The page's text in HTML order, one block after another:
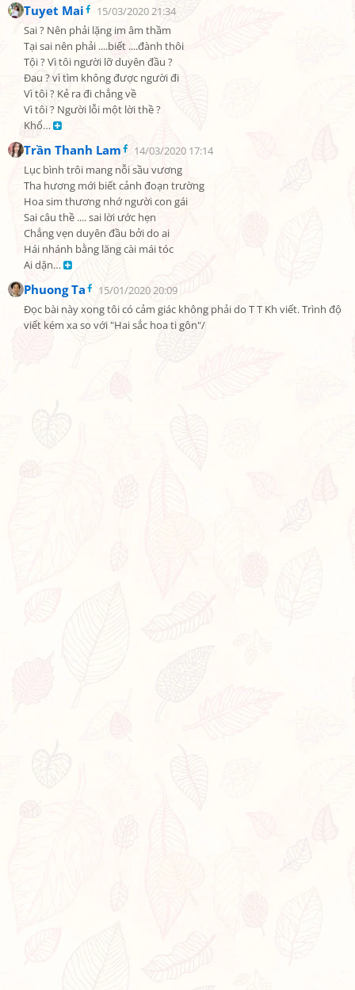
Tuyet Mai
15/03/2020 21:34
Sai ? Nên phải lặng im âm thầm
Tại sai nên phải ....biết ....đành thôi
Tội ? Vì tôi người lỡ duyên đầu ?
Đau ? vì tìm không được người đi
Vì tôi ? Kẻ ra đi chẳng về
Vì tôi ? Người lỗi một lời thề ?
Khổ…
Trần Thanh Lam
14/03/2020 17:14
Lục bình trôi mang nỗi sầu vương
Tha hương mới biết cảnh đoạn trường
Hoa sim thương nhớ người con gái
Sai câu thề .... sai lời ước hẹn
Chẳng vẹn duyên đầu bởi do ai
Hái nhánh bằng lăng cài mái tóc
Ai dặn…
Phuong Ta
15/01/2020 20:09
Đọc bài này xong tôi có cảm giác không phải do T T Kh viết. Trình độ
viết kém xa so với "Hai sắc hoa ti gôn"/